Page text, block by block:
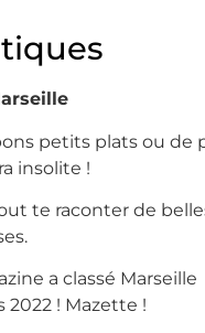
petits plats ou de
insolite !
te raconter de
a classé Marseille
! Mazette !